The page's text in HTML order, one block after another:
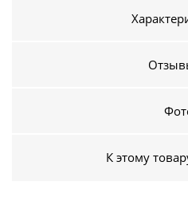
К этому